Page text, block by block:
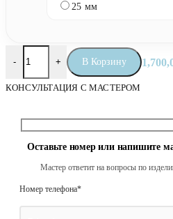
25 мм
-
Количество товара
+ В Корзину
КОНСУЛЬТАЦИЯ С МАСТЕРОМ
Оставьте номер или напишите
Мастер ответит на вопросы по
Номер телефона*